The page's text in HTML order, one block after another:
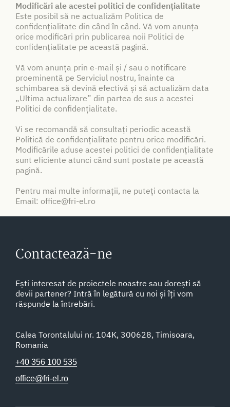
Modificări ale acestei politici de confidențialitate
Este posibil să ne actualizăm Politica de
confidențialitate din când în când. Vă vom anunța
orice modificări prin publicarea noii Politici de
confidențialitate pe această pagină.
Vă vom anunța prin e-mail și / sau o notificare
proeminentă pe Serviciul nostru, înainte ca
schimbarea să devină efectivă și să actualizăm data
„Ultima actualizare” din partea de sus a acestei
Politici de confidențialitate.
Vi se recomandă să consultați periodic această
Politică de confidențialitate pentru orice modificări.
Modificările aduse acestei politici de confidențialitate
sunt eficiente atunci când sunt postate pe această
pagină.
Pentru mai multe informații, ne puteți contacta la
Email: office@fri-el.ro
Contactează-ne
Ești interesat de proiectele noastre sau dorești să
devii partener? Intră în legătură cu noi și îți vom
răspunde la întrebări.
Calea Torontalului nr. 104K, 300628, Timisoara,
Romania
+40 356 100 535
office@fri-el.ro